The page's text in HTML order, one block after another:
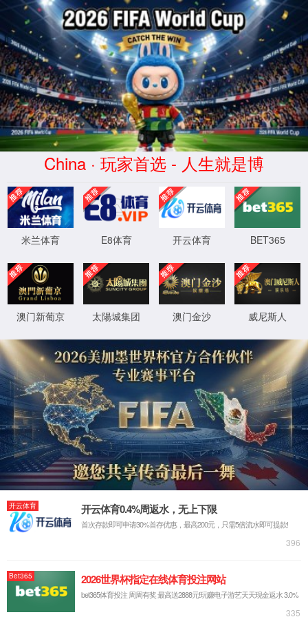
2026买世界杯赛事网站(中国
区)-Official website
返回首页